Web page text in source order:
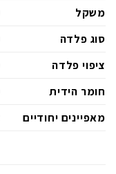
משקל
סוג פלדה
ציפוי פלדה
חומר הידית
מאפיינים יחודיים